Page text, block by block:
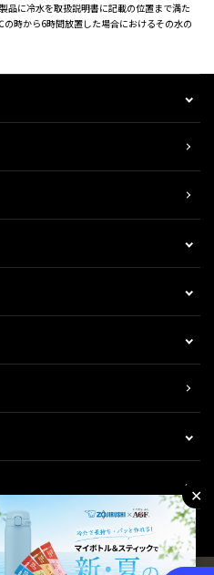
に冷水を取扱説明書に記載の位置まで満た
時から6時間放置した場合におけるその水の
✕